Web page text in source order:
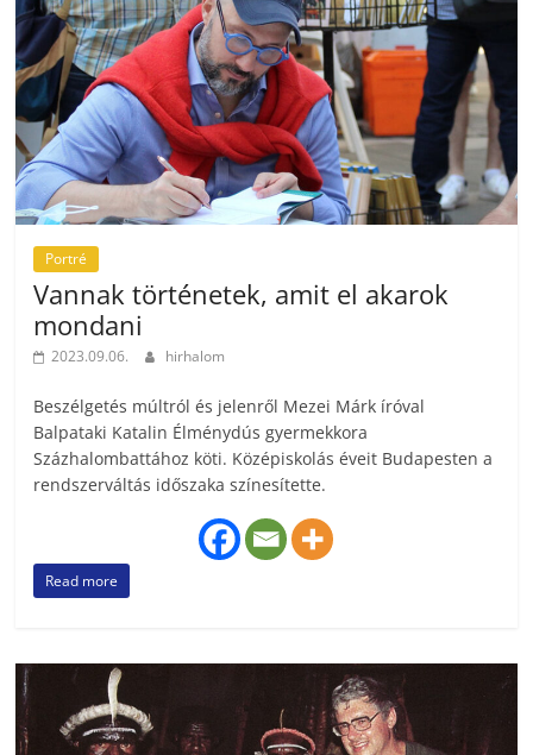
Portré
Vannak történetek, amit el akarok
mondani
2023.09.06. hirhalom
Beszélgetés múltról és jelenről Mezei Márk íróval
Balpataki Katalin Élménydús gyermekkora
Százhalombattához köti. Középiskolás éveit Budapesten a
rendszerváltás időszaka színesítette.
Read more